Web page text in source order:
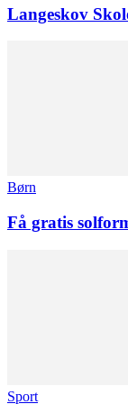
Langeskov
Børn
Få gratis
Sport